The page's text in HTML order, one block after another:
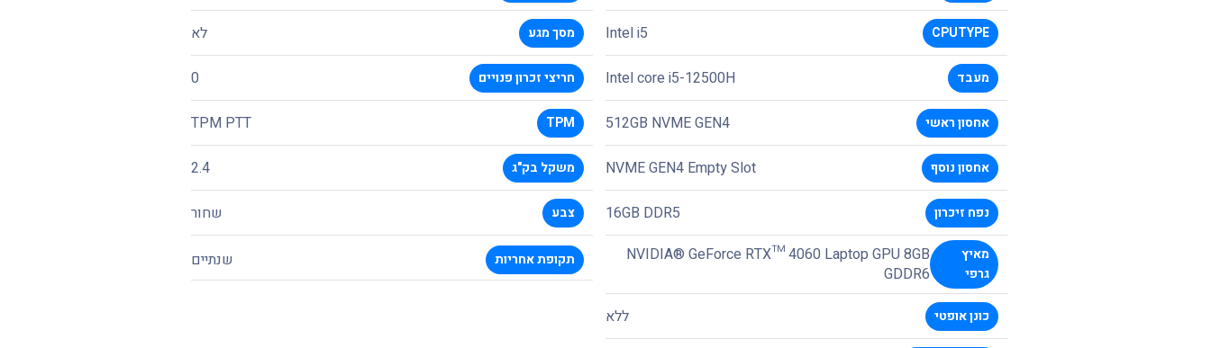
CPUTYPE
Intel i5
מעבד Intel core i5-12500H
אחסון ראשי 512GB NVME GEN4
אחסון נוסף NVME GEN4 Empty Slot
נפח זיכרון 16GB DDR5
מאיץ
גרפי
NVIDIA® GeForce RTX™ 4060 Laptop GPU 8GB
GDDR6
כונן אופטי ללא
מסך מגע לא
חריצי זכרון פנויים 0
TPM
TPM PTT
משקל בק"ג 2.4
צבע שחור
תקופת אחריות שנתיים